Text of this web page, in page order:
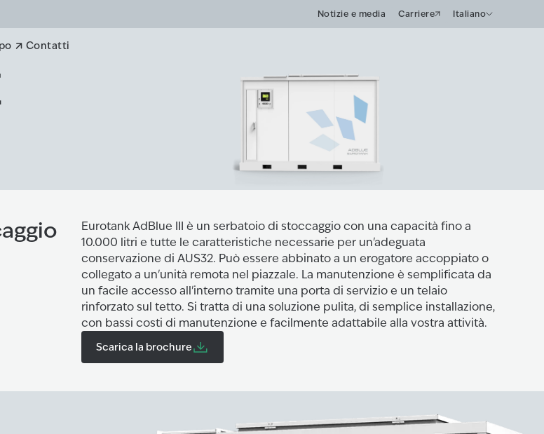
Notizie e media Carriere Italiano
Contatti
Eurotank AdBlue III è un serbatoio di stoccaggio con una capacità fino a
10.000 litri e tutte le caratteristiche necessarie per un'adeguata
conservazione di AUS32. Può essere abbinato a un erogatore accoppiato o
collegato a un'unità remota nel piazzale. La manutenzione è semplificata da
un facile accesso all'interno tramite una porta di servizio e un telaio
rinforzato sul tetto. Si tratta di una soluzione pulita, di semplice installazione,
con bassi costi di manutenzione e facilmente adattabile alla vostra attività.
Scarica la brochure